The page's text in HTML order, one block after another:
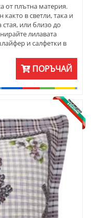
от плътна материя.
в светли, така и
или близо до
лилавата
и салфетки в
съчетават
е ушита от
се предлага се в
е за дома, за
ПОРЪЧАЙ